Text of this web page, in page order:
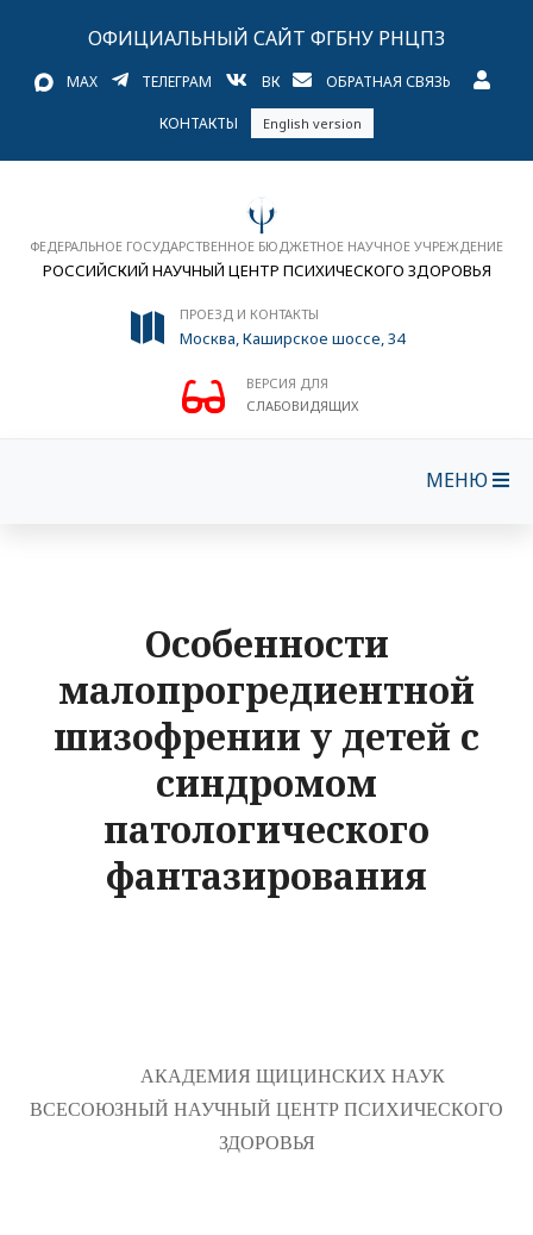
ОФИЦИАЛЬНЫЙ САЙТ ФГБНУ РНЦПЗ
MAX ТЕЛЕГРАМ ВК ОБРАТНАЯ СВЯЗЬ
КОНТАКТЫ English version
ФЕДЕРАЛЬНОЕ ГОСУДАРСТВЕННОЕ БЮДЖЕТНОЕ НАУЧНОЕ УЧРЕЖДЕНИЕ
РОССИЙСКИЙ НАУЧНЫЙ ЦЕНТР ПСИХИЧЕСКОГО ЗДОРОВЬЯ
ПРОЕЗД И КОНТАКТЫ
Москва, Каширское шоссе, 34
ВЕРСИЯ ДЛЯ
СЛАБОВИДЯЩИХ
МЕНЮ
Особенности
малопрогредиентной
шизофрении у детей с
синдромом
патологического
фантазирования
АКАДЕМИЯ ЩИЦИНСКИХ НАУК
ВСЕСОЮЗНЫЙ НАУЧНЫЙ ЦЕНТР ПСИХИЧЕСКОГО
ЗДОРОВЬЯ